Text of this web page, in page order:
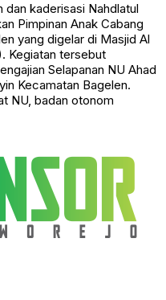
dan kaderisasi Nahdlatul
Pimpinan Anak Cabang
yang digelar di Masjid Al
Kegiatan tersebut
Selapanan NU Ahad
Kecamatan Bagelen.
NU, badan otonom